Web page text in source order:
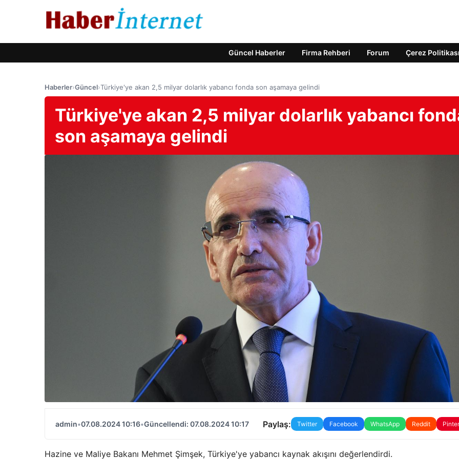
Güncel Haberler Firma Rehberi Forum Çerez Politikası
Haberler›Güncel›Türkiye'ye akan 2,5 milyar dolarlık yabancı fonda son aşamaya gelindi
Türkiye'ye akan 2,5 milyar dolarlık yabancı
son aşamaya gelindi
admin•07.08.2024 10:16•Güncellendi: 07.08.2024 10:17 Paylaş: Twitter Facebook WhatsApp Reddit
Hazine ve Maliye Bakanı Mehmet Şimşek, Türkiye'ye yabancı kaynak akışını değerlendirdi.